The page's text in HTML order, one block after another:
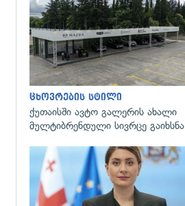
ცხოვრების სტილი
ქუთაისში ავტო გალერის ახალი
მულტიბრენდული სივრცე გაიხსნა